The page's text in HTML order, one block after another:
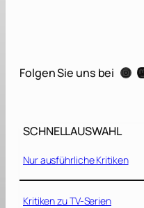
–
l
t
z
t
Folgen Sie uns bei Instagram Mastodon
SCHNELLAUSWAHL
Nur ausführliche Kritiken
Kritiken zu TV-Serien